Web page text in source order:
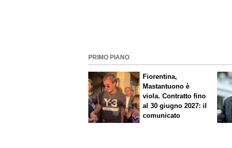
PRIMO PIANO
Fiorentina,
Mastantuono è
viola. Contratto fino
al 30 giugno 2027: il
comunicato